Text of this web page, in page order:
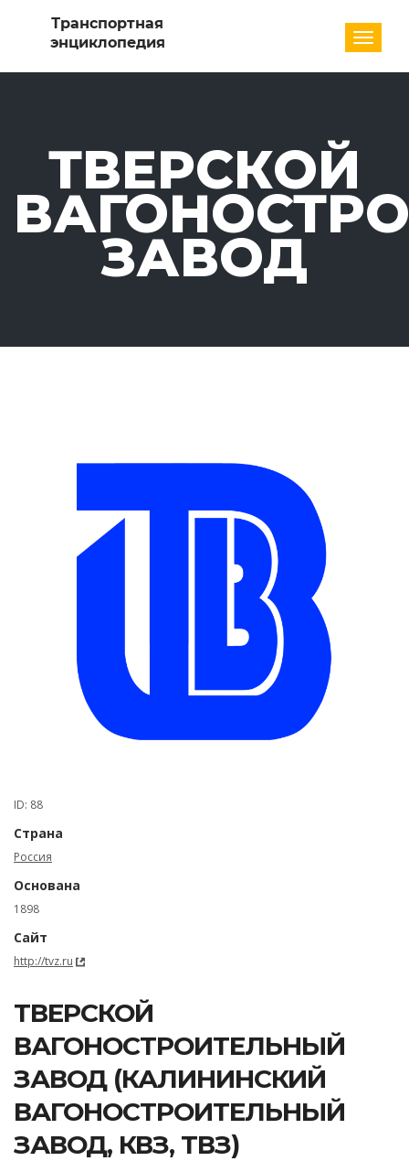
ТВЕРСКОЙ
ЗАВОД
ID: 88
Страна
Россия
Основана
1898
Сайт
http://tvz.ru
ТВЕРСКОЙ
ВАГОНОСТРОИТЕЛЬНЫЙ
ЗАВОД (КАЛИНИНСКИЙ
ВАГОНОСТРОИТЕЛЬНЫЙ
ЗАВОД, КВЗ, ТВЗ)